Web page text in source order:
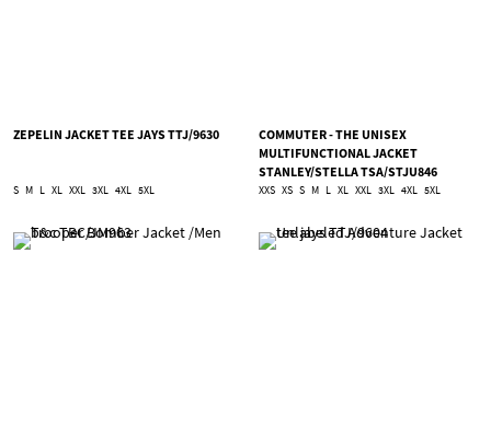
ZEPELIN JACKET TEE JAYS TTJ/9630
S M L XL XXL 3XL 4XL 5XL
COMMUTER - THE UNISEX
MULTIFUNCTIONAL JACKET
STANLEY/STELLA TSA/STJU846
XXS XS S M L XL XXL 3XL 4XL 5XL